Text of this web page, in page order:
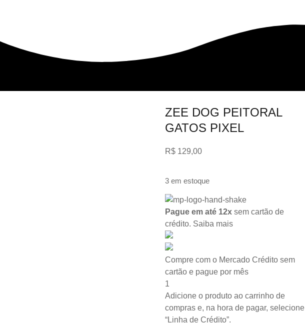
ZEE DOG PEITORAL
GATOS PIXEL
R$ 129,00
3 em estoque
Pague em até 12x sem cartão de
crédito. Saiba mais
Compre com o Mercado Crédito sem
cartão e pague por mês
1
Adicione o produto ao carrinho de
compras e, na hora de pagar, selecione
“Linha de Crédito”.